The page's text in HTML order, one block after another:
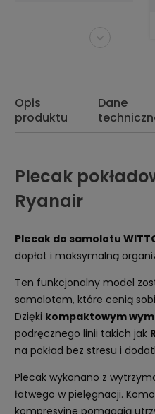
Opis
produktu
Dane
Plecak
Ryanair
Plecak do samolotu
dopłat i maksymalną
Ten funkcjonalny model
samolotem, które cenią
Dzięki kompaktowym
podręcznego linii takich jak
na pokład bez stresu i
Plecak wykonano z
łatwego w pielęgnacji.
kompresyjne pomagają